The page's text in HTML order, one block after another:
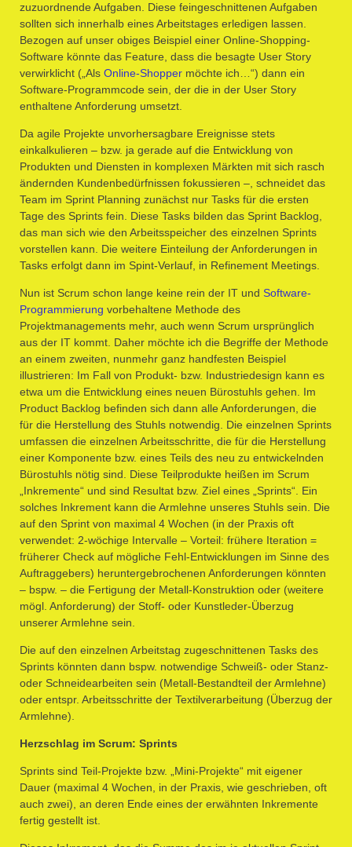
zuzuordnende Aufgaben. Diese feingeschnittenen Aufgaben
sollten sich innerhalb eines Arbeitstages erledigen lassen.
Bezogen auf unser obiges Beispiel einer Online-Shopping-
Software könnte das Feature, dass die besagte User Story
verwirklicht („Als Online-Shopper möchte ich…“) dann ein
Software-Programmcode sein, der die in der User Story
enthaltene Anforderung umsetzt.
Da agile Projekte unvorhersagbare Ereignisse stets
einkalkulieren – bzw. ja gerade auf die Entwicklung von
Produkten und Diensten in komplexen Märkten mit sich rasch
ändernden Kundenbedürfnissen fokussieren –, schneidet das
Team im Sprint Planning zunächst nur Tasks für die ersten
Tage des Sprints fein. Diese Tasks bilden das Sprint Backlog,
das man sich wie den Arbeitsspeicher des einzelnen Sprints
vorstellen kann. Die weitere Einteilung der Anforderungen in
Tasks erfolgt dann im Spint-Verlauf, in Refinement Meetings.
Nun ist Scrum schon lange keine rein der IT und Software-
Programmierung vorbehaltene Methode des
Projektmanagements mehr, auch wenn Scrum ursprünglich
aus der IT kommt. Daher möchte ich die Begriffe der Methode
an einem zweiten, nunmehr ganz handfesten Beispiel
illustrieren: Im Fall von Produkt- bzw. Industriedesign kann es
etwa um die Entwicklung eines neuen Bürostuhls gehen. Im
Product Backlog befinden sich dann alle Anforderungen, die
für die Herstellung des Stuhls notwendig. Die einzelnen Sprints
umfassen die einzelnen Arbeitsschritte, die für die Herstellung
einer Komponente bzw. eines Teils des neu zu entwickelnden
Bürostuhls nötig sind. Diese Teilprodukte heißen im Scrum
„Inkremente“ und sind Resultat bzw. Ziel eines „Sprints“. Ein
solches Inkrement kann die Armlehne unseres Stuhls sein. Die
auf den Sprint von maximal 4 Wochen (in der Praxis oft
verwendet: 2-wöchige Intervalle – Vorteil: frühere Iteration =
früherer Check auf mögliche Fehl-Entwicklungen im Sinne des
Auftraggebers) heruntergebrochenen Anforderungen könnten
– bspw. – die Fertigung der Metall-Konstruktion oder (weitere
mögl. Anforderung) der Stoff- oder Kunstleder-Überzug
unserer Armlehne sein.
Die auf den einzelnen Arbeitstag zugeschnittenen Tasks des
Sprints könnten dann bspw. notwendige Schweiß- oder Stanz-
oder Schneidearbeiten sein (Metall-Bestandteil der Armlehne)
oder entspr. Arbeitsschritte der Textilverarbeitung (Überzug der
Armlehne).
Herzschlag im Scrum: Sprints
Sprints sind Teil-Projekte bzw. „Mini-Projekte“ mit eigener
Dauer (maximal 4 Wochen, in der Praxis, wie geschrieben, oft
auch zwei), an deren Ende eines der erwähnten Inkremente
fertig gestellt ist.